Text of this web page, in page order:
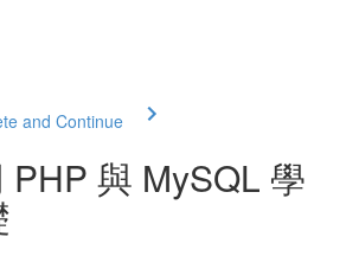
and Continue
PHP 與 MySQL 學